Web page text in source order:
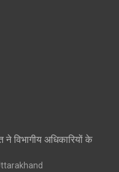
ने विभागीय अधिकारियों के